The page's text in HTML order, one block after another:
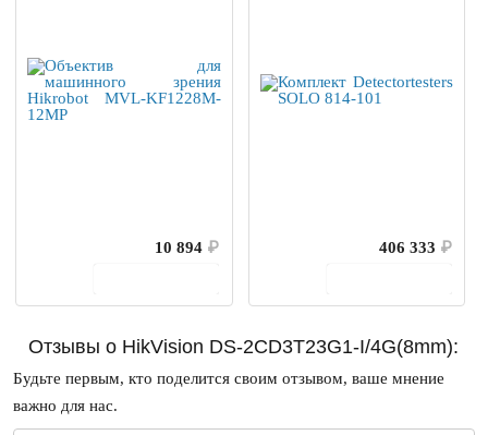
10 894 ₽
406 333 ₽
Отзывы о HikVision DS-2CD3T23G1-I/4G(8mm):
Будьте первым, кто поделится своим отзывом, ваше мнение
важно для нас.